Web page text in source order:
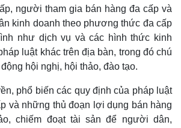
người tham gia bán hàng đa cấp và
kinh doanh theo phương thức đa cấp
như dịch vụ và các hình thức kinh
luật khác trên địa bàn, trong đó chú
hội nghị, hội thảo, đào tạo.
phổ biến các quy định của pháp luật
và những thủ đoạn lợi dụng bán hàng
chiếm đoạt tài sản để người dân,